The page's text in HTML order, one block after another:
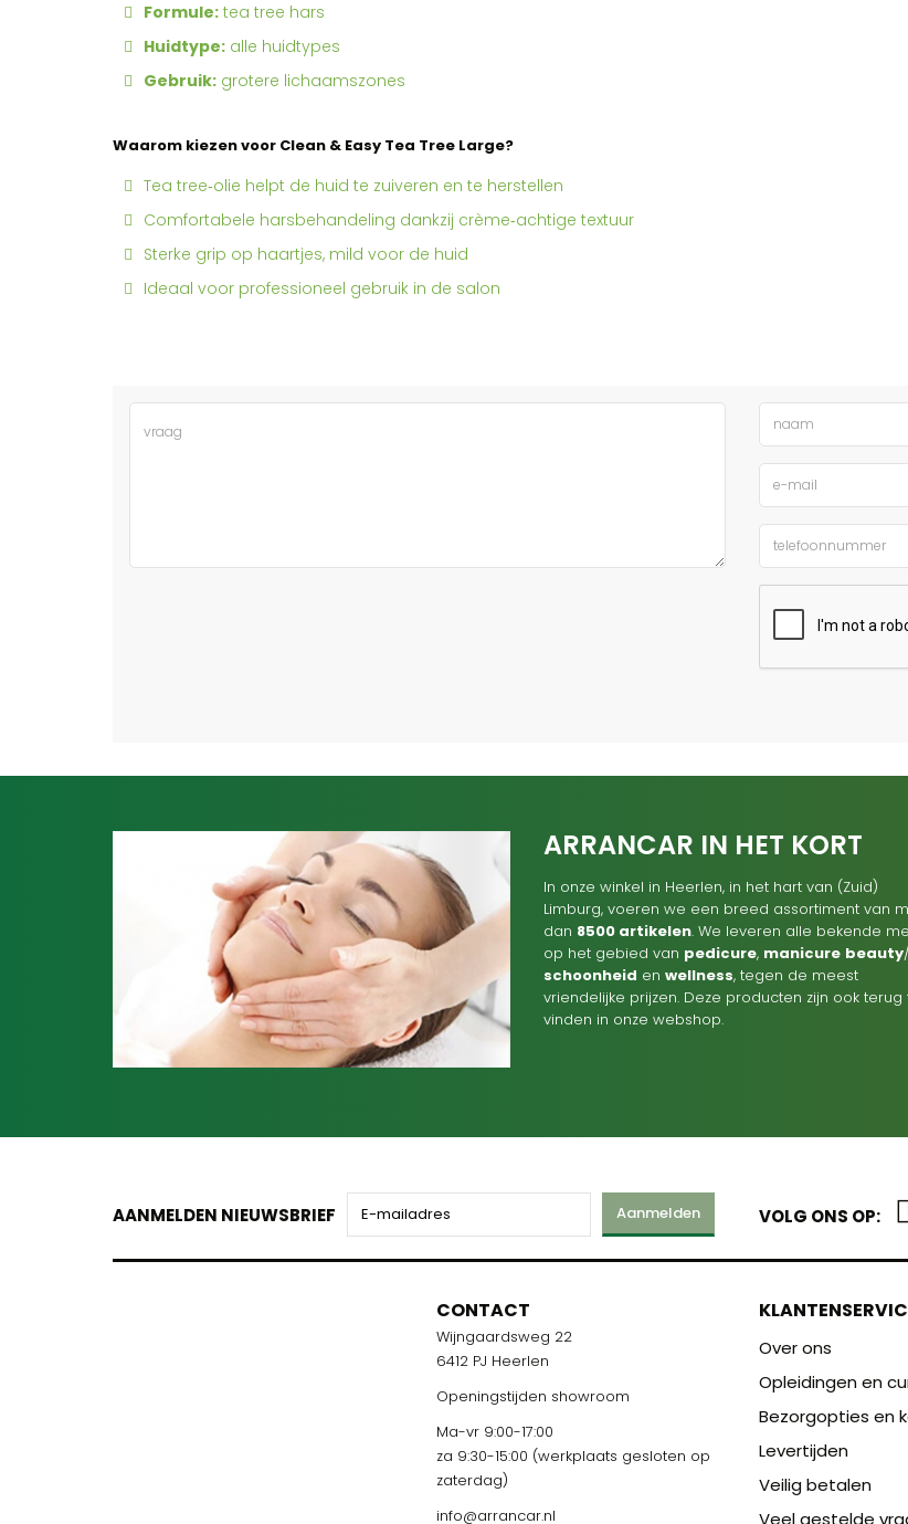
Formule: tea tree hars
Huidtype: alle huidtypes
Gebruik: grotere lichaamszones
Waarom kiezen voor Clean & Easy Tea Tree Large?
Tea tree‑olie helpt de huid te zuiveren en te herstellen
Comfortabele harsbehandeling dankzij crème‑achtige textuur
Sterke grip op haartjes, mild voor de huid
Ideaal voor professioneel gebruik in de salon
ARRANCAR IN HET KORT
In onze winkel in Heerlen, in het hart van (Zuid)
Limburg, voeren we een breed assortiment van
dan 8500 artikelen. We leveren alle bekende
op het gebied van pedicure, manicure beauty/
schoonheid en wellness, tegen de meest
vriendelijke prijzen. Deze producten zijn ook terug
vinden in onze webshop.
AANMELDEN NIEUWSBRIEF Aanmelden VOLG ONS OP:
CONTACT
Wijngaardsweg 22
6412 PJ Heerlen
Openingstijden showroom
Ma-vr 9:00-17:00
za 9:30-15:00 (werkplaats gesloten op
zaterdag)
info@arrancar.nl
Over ons
Opleidingen en
Bezorgopties en
Levertijden
Veilig betalen
Veel gestelde